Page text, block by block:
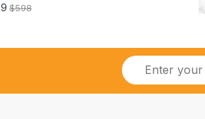
$598